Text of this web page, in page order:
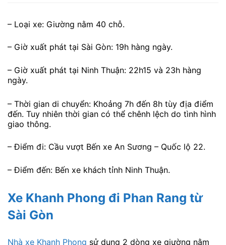
– Loại xe: Giường nằm 40 chỗ.
– Giờ xuất phát tại Sài Gòn: 19h hàng ngày.
– Giờ xuất phát tại Ninh Thuận: 22h15 và 23h hàng
ngày.
– Thời gian di chuyển: Khoảng 7h đến 8h tùy địa điểm
đến. Tuy nhiên thời gian có thể chênh lệch do tình hình
giao thông.
– Điểm đi: Cầu vượt Bến xe An Sương – Quốc lộ 22.
– Điểm đến: Bến xe khách tỉnh Ninh Thuận.
Xe Khanh Phong đi Phan Rang từ
Sài Gòn
Nhà xe Khanh Phong sử dụng 2 dòng xe giường nằm